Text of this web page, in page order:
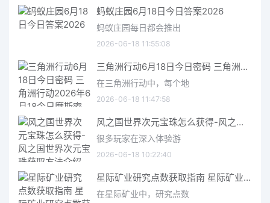
蚂蚁庄园6月18日今日答案2026
蚂蚁庄园每日都会推出
2026-06-18 11:55:08
三角洲行动6月18日今日密码 三角洲行动2026年6月18今日摩斯密码分享
在三角洲行动中，每个地
2026-06-18 11:47:58
风之国世界次元宝珠怎么获得-风之国世界次元宝珠获取方法介绍
很多玩家在深入体验游
2026-06-18 10:22:40
星际矿业研究点数获取指南 星际矿业研究点数获取方法
在星际矿业中，研究点数